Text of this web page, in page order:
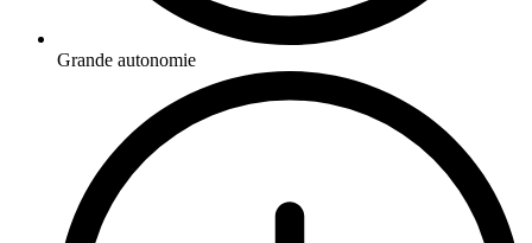
Grande autonomie